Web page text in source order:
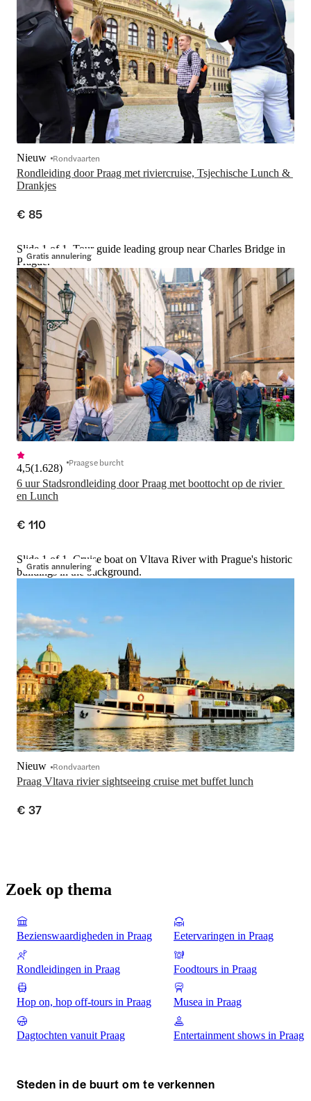
Rondleiding door Praag met riviercruise, Tsjechische Lunch &
Drankjes
Nieuw Rondvaarten
€ 85
Gratis annulering
Slide 1 of 1, Tour guide leading group near Charles Bridge in
Prague.
6 uur Stadsrondleiding door Praag met boottocht op de rivier
en Lunch
4,5(1.628) Praagse burcht
€ 110
Gratis annulering
Slide 1 of 1, Cruise boat on Vltava River with Prague's historic
buildings in the background.
Praag Vltava rivier sightseeing cruise met buffet lunch
Nieuw Rondvaarten
€ 37
Zoek op thema
Bezienswaardigheden in Praag Eetervaringen in Praag
Rondleidingen in Praag Foodtours in Praag
Hop on, hop off-tours in Praag Musea in Praag
Dagtochten vanuit Praag Entertainment shows in Praag
Steden in de buurt om te verkennen